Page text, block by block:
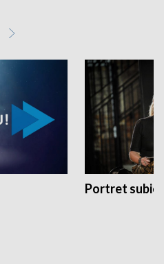
Portret